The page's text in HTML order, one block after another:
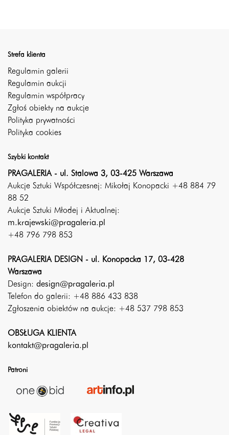
Strefa klienta
Regulamin galerii
Regulamin aukcji
Regulamin współpracy
Zgłoś obiekty na aukcje
Polityka prywatności
Polityka cookies
Szybki kontakt
PRAGALERIA - ul. Stalowa 3, 03-425 Warszawa
Aukcje Sztuki Współczesnej: Mikołaj Konopacki +48 884 79
88 52
Aukcje Sztuki Młodej i Aktualnej:
m.krajewski@pragaleria.pl
+48 796 798 853
PRAGALERIA DESIGN - ul. Konopacka 17, 03-428
Warszawa
Design: design@pragaleria.pl
Telefon do galerii: +48 886 433 838
Zgłoszenia obiektów na aukcje: +48 537 798 853
OBSŁUGA KLIENTA
kontakt@pragaleria.pl
Patroni